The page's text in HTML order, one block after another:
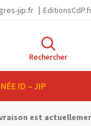
jip.fr
Rechercher
ID – JIP
est